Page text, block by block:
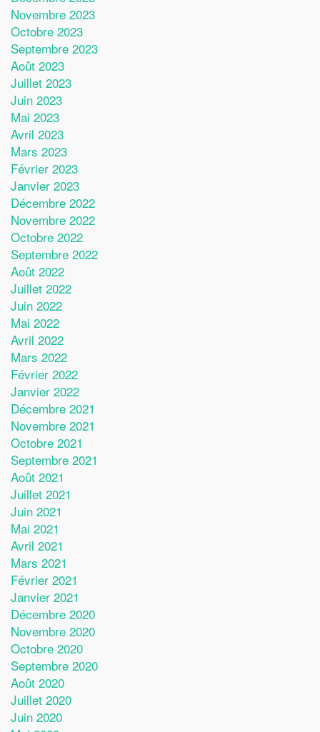
Novembre 2023
Octobre 2023
Septembre 2023
Août 2023
Juillet 2023
Juin 2023
Mai 2023
Avril 2023
Mars 2023
Février 2023
Janvier 2023
Décembre 2022
Novembre 2022
Octobre 2022
Septembre 2022
Août 2022
Juillet 2022
Juin 2022
Mai 2022
Avril 2022
Mars 2022
Février 2022
Janvier 2022
Décembre 2021
Novembre 2021
Octobre 2021
Septembre 2021
Août 2021
Juillet 2021
Juin 2021
Mai 2021
Avril 2021
Mars 2021
Février 2021
Janvier 2021
Décembre 2020
Novembre 2020
Octobre 2020
Septembre 2020
Août 2020
Juillet 2020
Juin 2020